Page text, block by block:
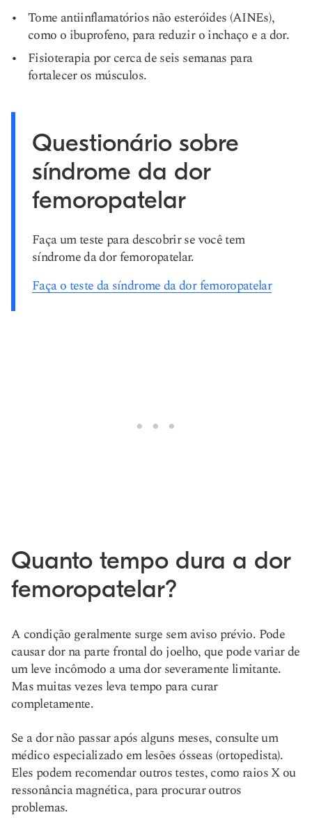
Tome antiinflamatórios não esteróides (AINEs),
como o ibuprofeno, para reduzir o inchaço e a dor.
Fisioterapia por cerca de seis semanas para
fortalecer os músculos.
Questionário sobre
síndrome da dor
femoropatelar
Faça um teste para descobrir se você tem
síndrome da dor femoropatelar.
Faça o teste da síndrome da dor femoropatelar
Quanto tempo dura a dor
femoropatelar?
A condição geralmente surge sem aviso prévio. Pode
causar dor na parte frontal do joelho, que pode variar de
um leve incômodo a uma dor severamente limitante.
Mas muitas vezes leva tempo para curar
completamente.
Se a dor não passar após alguns meses, consulte um
médico especializado em lesões ósseas (ortopedista).
Eles podem recomendar outros testes, como raios X ou
ressonância magnética, para procurar outros
problemas.